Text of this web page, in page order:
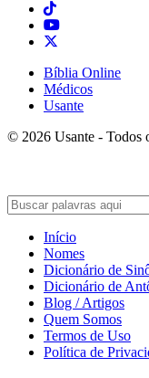
Bíblia Online
Médicos
Usante
© 2026 Usante - Todos
Início
Nomes
Dicionário de
Dicionário de
Blog / Artigos
Quem Somos
Termos de Uso
Política de